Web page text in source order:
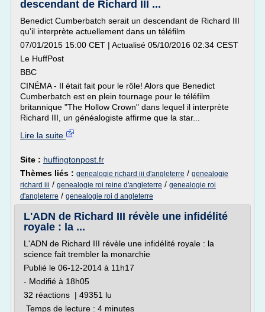
descendant de Richard III ...
Benedict Cumberbatch serait un descendant de Richard III
qu'il interprète actuellement dans un téléfilm
07/01/2015 15:00 CET | Actualisé 05/10/2016 02:34 CEST
Le HuffPost
BBC
CINÉMA - Il était fait pour le rôle! Alors que Benedict
Cumberbatch est en plein tournage pour le téléfilm
britannique "The Hollow Crown" dans lequel il interprète
Richard III, un généalogiste affirme que la star...
Lire la suite
Site : huffingtonpost.fr
Thèmes liés : genealogie richard iii d'angleterre / genealogie
richard iii / genealogie roi reine d'angleterre / genealogie roi
d'angleterre / genealogie roi d angleterre
L'ADN de Richard III révèle une infidélité
royale : la ...
L'ADN de Richard III révèle une infidélité royale : la
science fait trembler la monarchie
Publié le 06-12-2014 à 11h17
- Modifié à 18h05
32 réactions | 49351 lu
Temps de lecture : 4 minutes